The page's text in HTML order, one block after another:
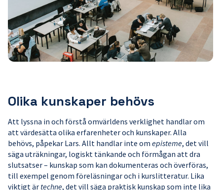
Olika kunskaper behövs
Att lyssna in och förstå omvärldens verklighet handlar om
att värdesätta olika erfarenheter och kunskaper. Alla
behövs, påpekar Lars. Allt handlar inte om episteme, det vill
säga uträkningar, logiskt tänkande och förmågan att dra
slutsatser – kunskap som kan dokumenteras och överföras,
till exempel genom föreläsningar och i kurslitteratur. Lika
viktigt är techne, det vill säga praktisk kunskap som inte lika